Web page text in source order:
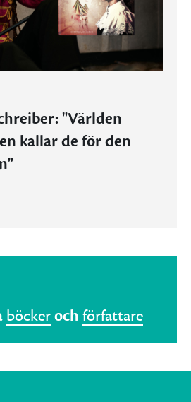
"Världen
kallar de för den
böckeroch författare